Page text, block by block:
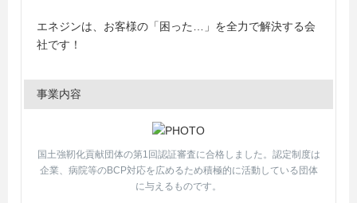
エネジンは、お客様の「困った…」を全力で解決する会
社です！
事業内容
国土強靭化貢献団体の第1回認証審査に合格しました。認定制度は
企業、病院等のBCP対応を広めるため積極的に活動している団体
に与えるものです。